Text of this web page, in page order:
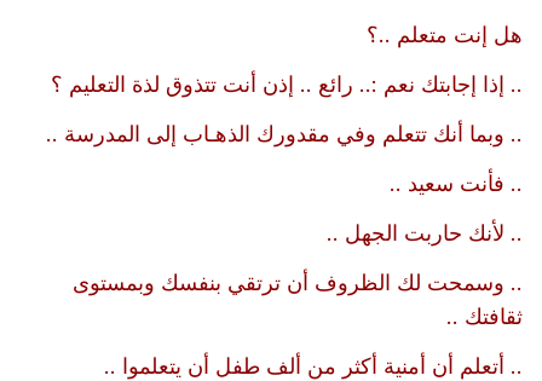
هل إنت متعلم ..؟
.. إذا إجابتك نعم :.. رائع .. إذن أنت تتذوق لذة التعليم ؟
.. وبما أنك تتعلم وفي مقدورك الذهـاب إلى المدرسة ..
.. فأنت سعيد ..
.. لأنك حاربت الجهل ..
.. وسمحت لك الظروف أن ترتقي بنفسك وبمستوى
ثقافتك ..
.. أتعلم أن أمنية أكثر من ألف طفل أن يتعلموا ..